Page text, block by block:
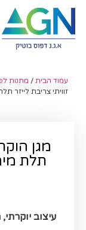
עמוד הבית / מתנות
זוויתי צריבת לייזר
תלת
עיצוב